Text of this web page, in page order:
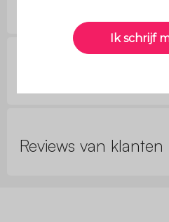
Reviews van klanten